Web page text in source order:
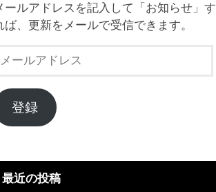
ールアドレスを記入して「お知らせ」す
ば、更新をメールで受信できます。
登録
最近の投稿